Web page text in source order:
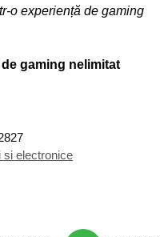
o experiență de gaming
gaming nelimitat
si electronice